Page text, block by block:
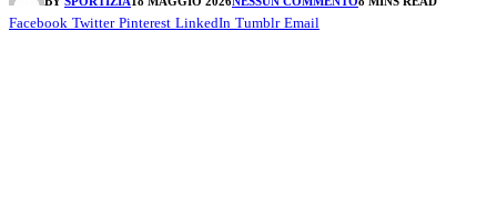
Facebook Twitter Pinterest LinkedIn Tumblr Email